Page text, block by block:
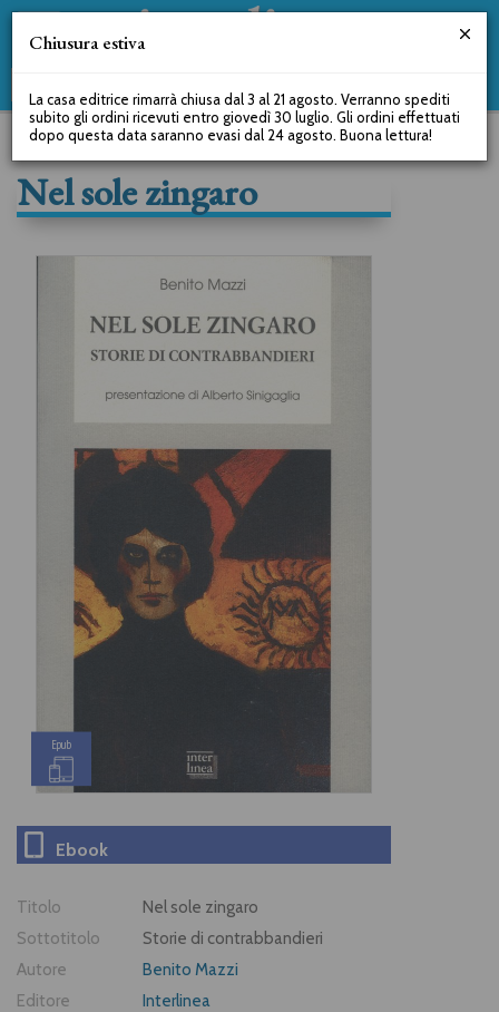
Nel sole zingaro
Epub
Ebook
Titolo
Nel sole zingaro
Sottotitolo
Storie di contrabbandieri
Autore
Benito Mazzi
Editore
Interlinea
Chiusura estiva
La casa editrice rimarrà chiusa dal 3 al 21 agosto. Verranno spediti
subito gli ordini ricevuti entro giovedì 30 luglio. Gli ordini effettuati
dopo questa data saranno evasi dal 24 agosto. Buona lettura!